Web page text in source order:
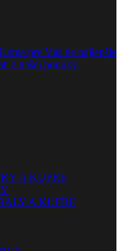
sme pre Vás tie najlepšie
z našej ponuky.
A KUFRE
A KUFRE